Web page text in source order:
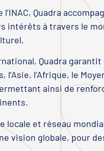
Quadra
intérêts à travers le
Quadra
l’Asie, l’Afrique, le
ainsi de
locale et réseau
vision globale, pour